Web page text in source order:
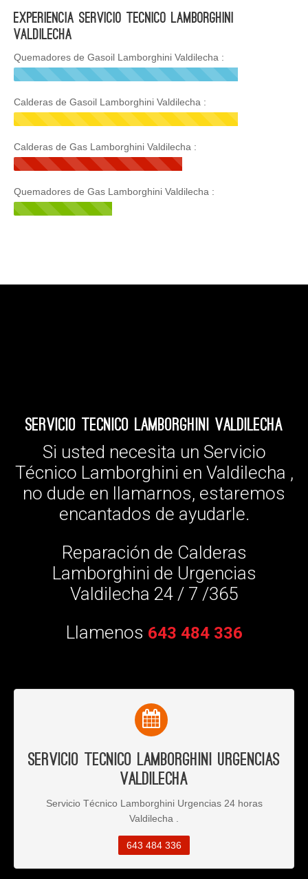
Experiencia Servicio Tecnico Lamborghini
Valdilecha
Quemadores de Gasoil Lamborghini Valdilecha :
Calderas de Gasoil Lamborghini Valdilecha :
Calderas de Gas Lamborghini Valdilecha :
Quemadores de Gas Lamborghini Valdilecha :
Servicio Tecnico Lamborghini Valdilecha
Si usted necesita un Servicio
Técnico Lamborghini en Valdilecha ,
no dude en llamarnos, estaremos
encantados de ayudarle.
Reparación de Calderas
Lamborghini de Urgencias
Valdilecha 24 / 7 /365
Llamenos 643 484 336
Servicio Tecnico Lamborghini Urgencias
Valdilecha
Servicio Técnico Lamborghini Urgencias 24 horas
Valdilecha .
643 484 336